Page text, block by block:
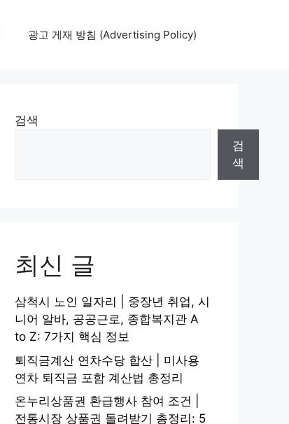
광고 게재 방침 (Advertising Policy)
검색
검
색
최신 글
삼척시 노인 일자리 | 중장년 취업, 시
니어 알바, 공공근로, 종합복지관 A
to Z: 7가지 핵심 정보
퇴직금계산 연차수당 합산 | 미사용
연차 퇴직금 포함 계산법 총정리
온누리상품권 환급행사 참여 조건 |
전통시장 상품권 돌려받기 총정리: 5